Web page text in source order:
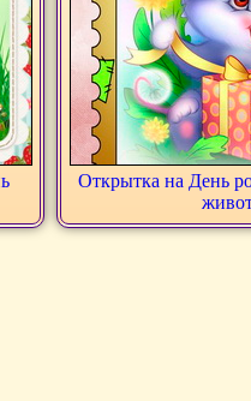
Открытка на День